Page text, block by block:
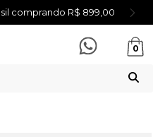
comprando R$ 899,00
0